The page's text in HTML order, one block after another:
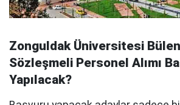
Zonguldak Üniversitesi
Sözleşmeli Personel Alımı
Yapılacak?